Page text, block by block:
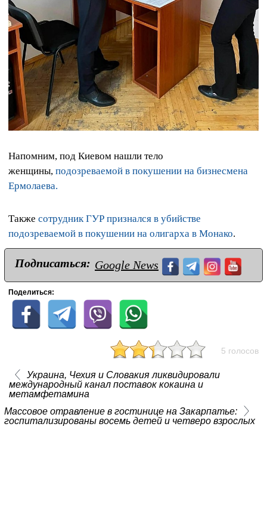
Напомним, под Киевом нашли тело
женщины, подозреваемой в покушении на бизнесмена
Ермолаева.
Также сотрудник ГУР признался в убийстве
подозреваемой в покушении на олигарха в Монако.
Подписаться: Google News
Поделиться:
5 голосов
Украина, Чехия и Словакия ликвидировали
международный канал поставок кокаина и
метамфетамина
Массовое отравление в гостинице на Закарпатье:
госпитализированы восемь детей и четверо взрослых